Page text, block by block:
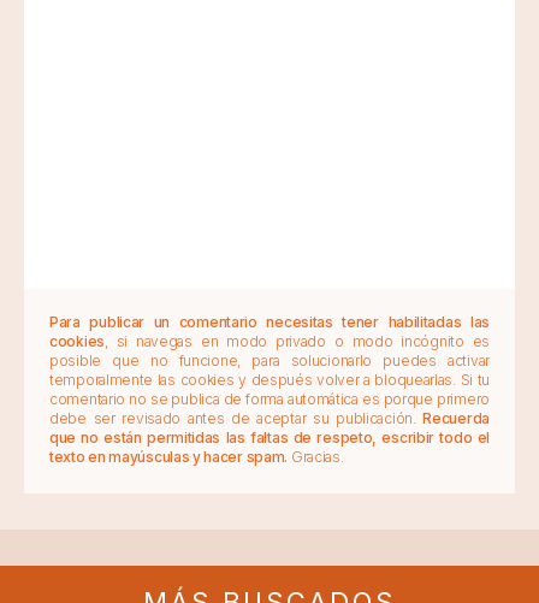
Para publicar un comentario necesitas tener habilitadas las
cookies , si navegas en modo privado o modo incógnito es
posible que no funcione, para solucionarlo puedes activar
temporalmente las cookies y después volver a bloquearlas. Si tu
comentario no se publica de forma automática es porque primero
debe ser revisado antes de aceptar su publicación.Recuerda
que no están permitidas las faltas de respeto, escribir todo el
texto en mayúsculas y hacer spam. Gracias.